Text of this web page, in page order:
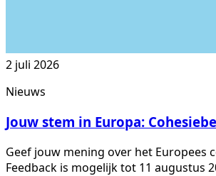
2 juli 2026
Nieuws
Jouw stem in Europa:
Geef jouw mening over het Europees
Feedback is mogelijk tot 11 augustus